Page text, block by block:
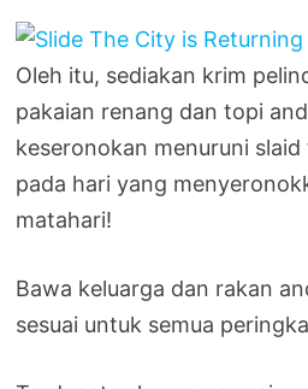
Oleh itu, sediakan krim
pakaian renang dan topi
keseronokan menuruni
pada hari yang
matahari!
Bawa keluarga dan rakan
sesuai untuk semua